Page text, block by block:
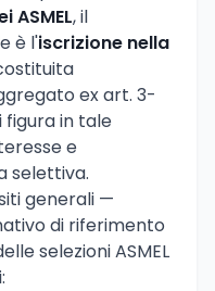
ASMEL, il
è l'iscrizione nella
ex art. 3-
figura in tale
e
selettiva.
generali —
di riferimento
selezioni ASMEL